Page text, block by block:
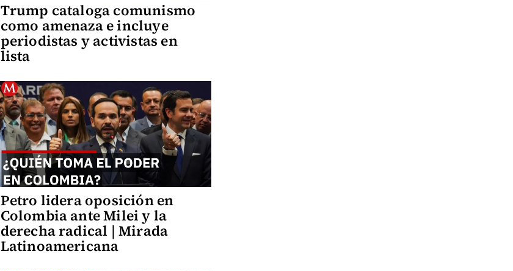
Trump cataloga comunismo
como amenaza e incluye
periodistas y activistas en
lista
Petro lidera oposición en
Colombia ante Milei y la
derecha radical | Mirada
Latinoamericana